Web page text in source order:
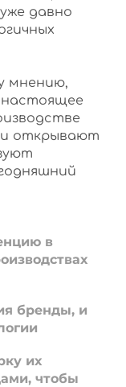
давно
мнению,
настоящее
открывают
в
бренды, и
их
чтобы